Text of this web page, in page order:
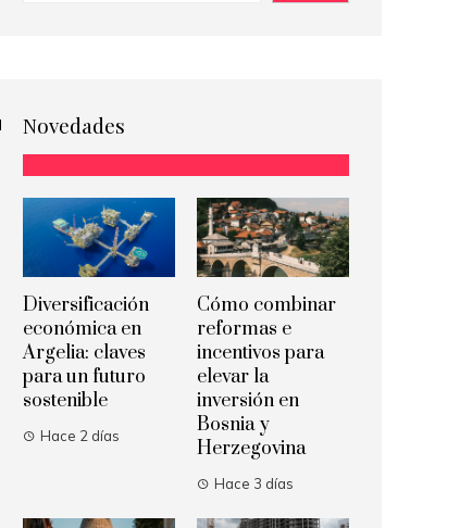
Novedades
Diversificación
económica en
Argelia: claves
para un futuro
sostenible
Hace 2 días
Cómo combinar
reformas e
incentivos para
elevar la
inversión en
Bosnia y
Herzegovina
Hace 3 días